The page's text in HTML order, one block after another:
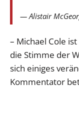
— Alistair
– Michael Cole
die Stimme der
sich einiges
Kommentator